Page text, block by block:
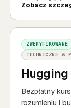
Zobacz
ZWERYFIKOWANE
TECHNICZNE &
Hugging
Bezpłatny
rozumieniu i